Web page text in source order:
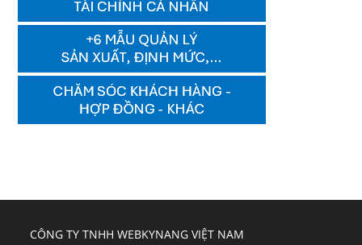
CÔNG TY TNHH WEBKYNANG VIỆT NAM